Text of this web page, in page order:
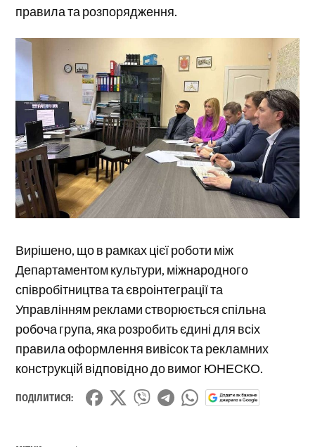
правила та розпорядження.
Вирішено, що в рамках цієї роботи між
Департаментом культури, міжнародного
співробітництва та євроінтеграції та
Управлінням реклами створюється спільна
робоча група, яка розробить єдині для всіх
правила оформлення вивісок та рекламних
конструкцій відповідно до вимог ЮНЕСКО.
ПОДІЛИТИСЯ: